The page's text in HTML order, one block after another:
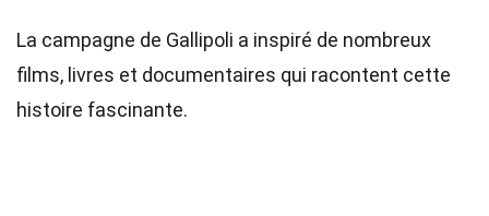
La campagne de Gallipoli a inspiré de nombreux
films, livres et documentaires qui racontent cette
histoire fascinante.